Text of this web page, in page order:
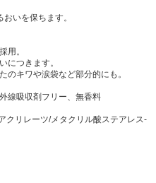
いを保ちます。
用。
につきます。
のキワや涙袋など部分的にも。
線吸収剤フリー、無香料
リレーツ/メタクリル酸ステアレス-